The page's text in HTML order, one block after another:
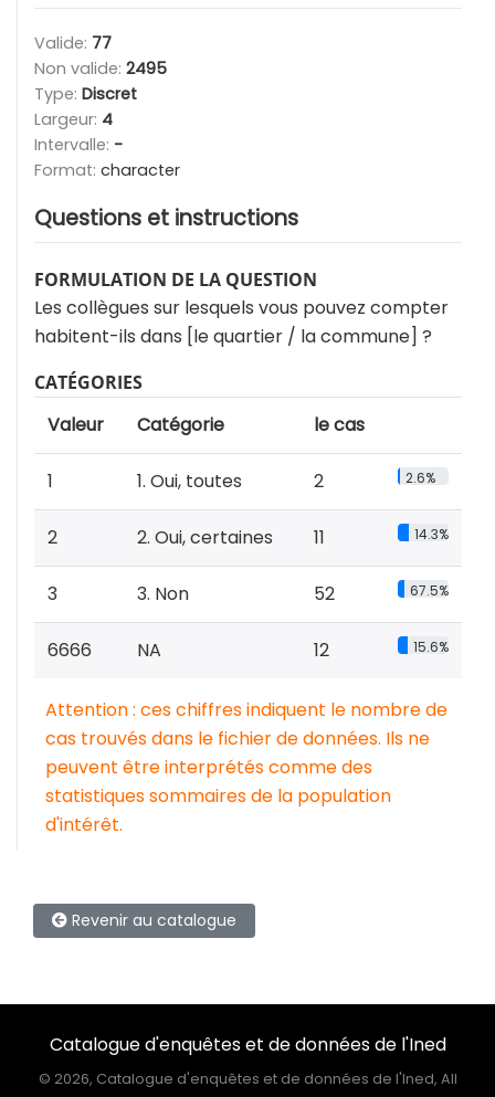
Valide: 77
Non valide: 2495
Type: Discret
Largeur: 4
Intervalle: -
Format: character
Questions et instructions
FORMULATION DE LA QUESTION
Les collègues sur lesquels vous pouvez compter
habitent-ils dans [le quartier / la commune] ?
CATÉGORIES
Valeur Catégorie le cas
1 1. Oui, toutes 2 2.6%
2 2. Oui, certaines 11 14.3%
3 3. Non 52 67.5%
6666 NA 12 15.6%
Attention : ces chiffres indiquent le nombre de
cas trouvés dans le fichier de données. Ils ne
peuvent être interprétés comme des
statistiques sommaires de la population
d'intérêt.
Revenir au catalogue
Catalogue d'enquêtes et de données de l'Ined
© 2026, Catalogue d'enquêtes et de données de l'Ined, All